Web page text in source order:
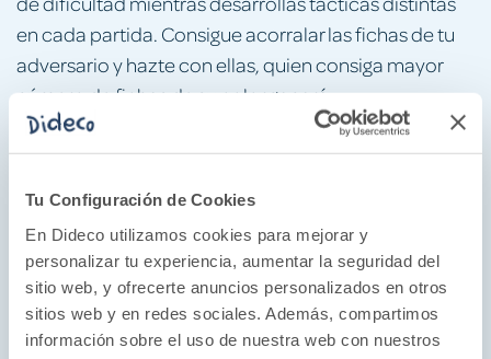
Tu Configuración de Cookies
En Dideco utilizamos cookies para mejorar y
personalizar tu experiencia, aumentar la seguridad del
sitio web, y ofrecerte anuncios personalizados en otros
sitios web y en redes sociales. Además, compartimos
información sobre el uso de nuestra web con nuestros
en cada partida. Consigue acorralar las fichas de tu
adversario y hazte con ellas, quien consiga mayor
número de fichas de su color ganará.
Compacto y listo para jugar en cualquier momento,
es el juego perfecto para llevar siempre contigo.
¿Por qué nos gusta?
Potencia habilidades como la lógica, la estrategia y el
pensamiento crítico mediante partidas dinámicas
que requieren análisis y anticipación. Favorece
también la memoria, la planificación y la toma de